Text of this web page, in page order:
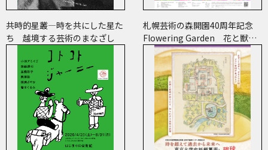
共時的星叢―時を共にした星た
ち 越境する芸術のまなざし
札幌芸術の森開園40周年記念
Flowering Garden 花と獣
いろとかたち